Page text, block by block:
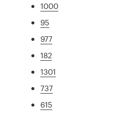
1000
95
977
182
1301
737
615